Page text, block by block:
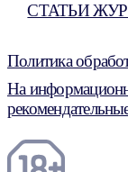
СТАТЬИ
Политика
На